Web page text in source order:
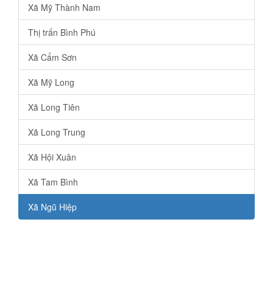
Xã Mỹ Thành Nam
Thị trấn Bình Phú
Xã Cẩm Sơn
Xã Mỹ Long
Xã Long Tiên
Xã Long Trung
Xã Hội Xuân
Xã Tam Bình
Xã Ngũ Hiệp